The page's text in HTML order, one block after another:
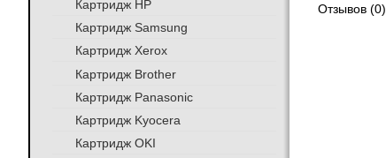
Отзывов (0)
Картридж HP
Картридж Samsung
Картридж Xerox
Картридж Brother
Картридж Panasonic
Картридж Kyocera
Картридж OKI